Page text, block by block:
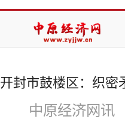
开封市鼓楼区：织密
中原经济网讯 7